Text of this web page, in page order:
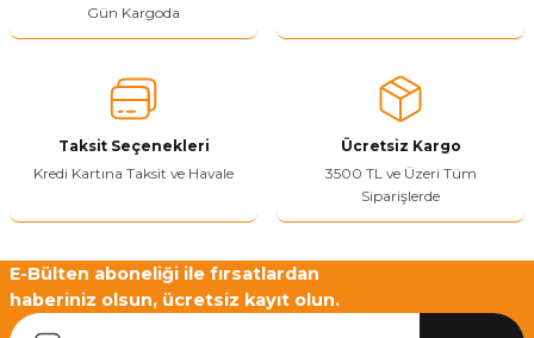
Gün Kargoda
Taksit Seçenekleri
Kredi Kartına Taksit ve Havale
Ücretsiz Kargo
3500 TL ve Üzeri Tüm
Siparişlerde
E-Bülten aboneliği ile fırsatlardan
haberiniz olsun, ücretsiz kayıt olun.